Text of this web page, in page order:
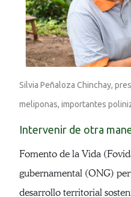
Silvia Peñaloza Chinchay,
meliponas, importantes
Intervenir de otra
Fomento de la Vida
gubernamental (ONG)
desarrollo territorial